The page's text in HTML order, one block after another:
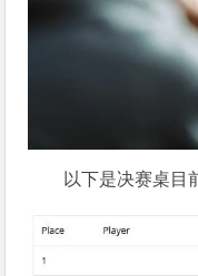
以下是决赛桌目